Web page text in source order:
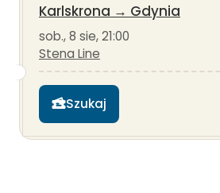
Karlskrona → Gdynia
sob., 8 sie, 21:00
Stena Line
Szukaj